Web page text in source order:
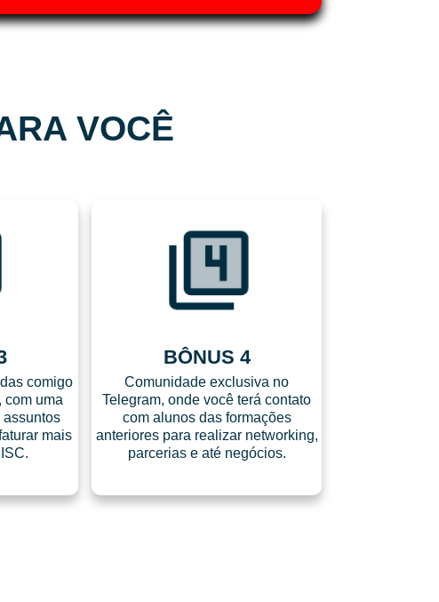
VOCÊ
comigo
com uma
assuntos
mais
BÔNUS 4
Comunidade exclusiva no
Telegram, onde você terá contato
com alunos das formações
anteriores para realizar networking,
parcerias e até negócios.